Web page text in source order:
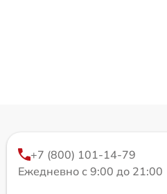
+7 (800) 101-14-79
Ежедневно с 9:00 до 21:00